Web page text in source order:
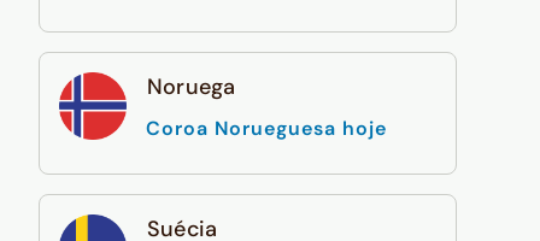
Noruega
Coroa Norueguesa hoje
Suécia